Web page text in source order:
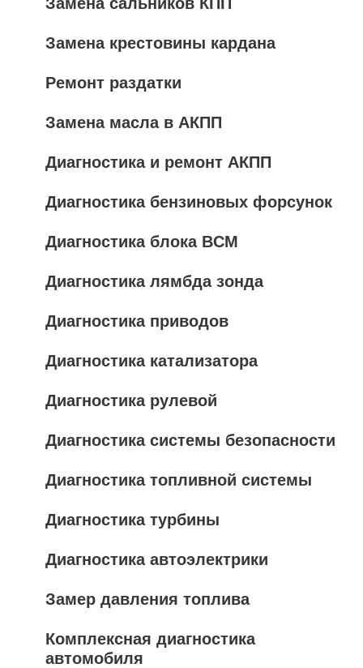
Замена крестовины кардана
Ремонт раздатки
Замена масла в АКПП
Диагностика и ремонт АКПП
Диагностика бензиновых форсунок
Диагностика блока BCM
Диагностика лямбда зонда
Диагностика приводов
Диагностика катализатора
Диагностика рулевой
Диагностика системы безопасности
Диагностика топливной системы
Диагностика турбины
Диагностика автоэлектрики
Замер давления топлива
Комплексная диагностика
автомобиля